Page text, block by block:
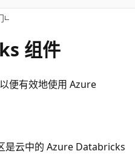
组件
便有效地使用 Azure
是云中的 Azure Databricks